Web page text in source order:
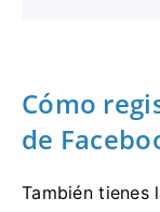
Cómo
de
También tienes